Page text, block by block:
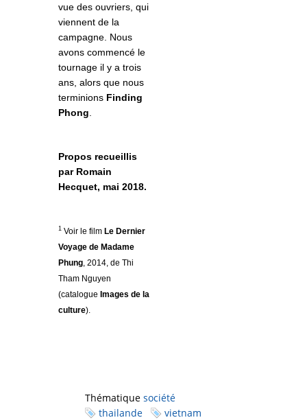
vue des ouvriers, qui
viennent de la
campagne. Nous
avons commencé le
tournage il y a trois
ans, alors que nous
terminions Finding
Phong
Propos recueillis
par Romain
Hecquet, mai 2018.
1 Voir le film Le Dernier
Voyage de Madame
Phung, 2014, de Thi
Tham Nguyen
(catalogue Images de la
culture).
Thématique société
thailande
vietnam